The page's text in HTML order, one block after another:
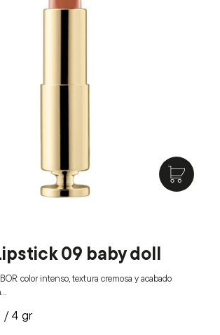
09 baby doll
color intenso, textura cremosa y acabado
/ 4 gr